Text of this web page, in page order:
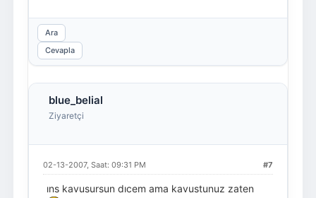
Ara
Cevapla
blue_belial
Ziyaretçi
#7
02-13-2007, Saat: 09:31 PM
ıns kavusursun dıcem ama kavustunuz zaten